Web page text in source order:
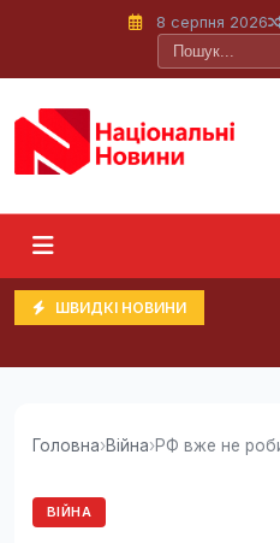
8 серпня 2026
ШВИДКІ НОВИНИ
Головна›Війна›
ВІЙНА